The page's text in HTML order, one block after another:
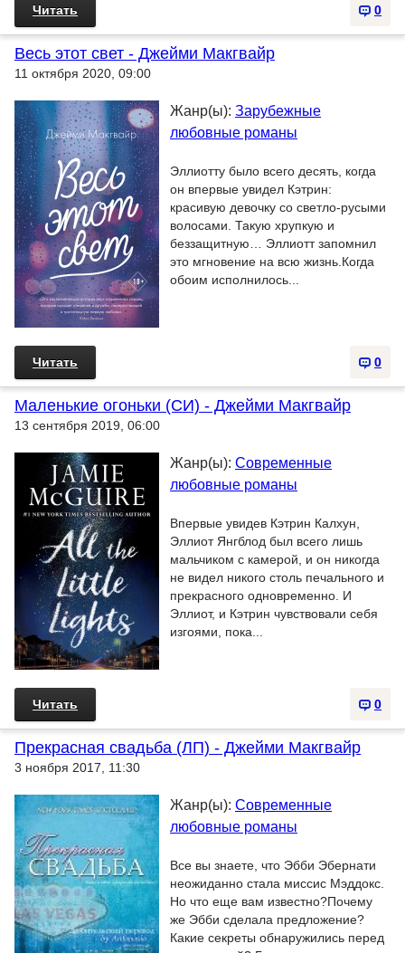
0
Читать
Весь этот свет - Джейми Макгвайр
11 октября 2020, 09:00
Жанр(ы): Зарубежные
любовные романы
Эллиотту было всего десять, когда
он впервые увидел Кэтрин:
красивую девочку со светло-русыми
волосами. Такую хрупкую и
беззащитную… Эллиотт запомнил
это мгновение на всю жизнь.Когда
обоим исполнилось...
0
Читать
Маленькие огоньки (СИ) - Джейми Макгвайр
13 сентября 2019, 06:00
Жанр(ы): Современные
любовные романы
Впервые увидев Кэтрин Калхун,
Эллиот Янгблод был всего лишь
мальчиком с камерой, и он никогда
не видел никого столь печального и
прекрасного одновременно. И
Эллиот, и Кэтрин чувствовали себя
изгоями, пока...
0
Читать
Прекрасная свадьба (ЛП) - Джейми Макгвайр
3 ноября 2017, 11:30
Жанр(ы): Современные
любовные романы
Все вы знаете, что Эбби Эбернати
неожиданно стала миссис Мэддокс.
Но что еще вам известно?Почему
же Эбби сделала предложение?
Какие секреты обнаружились перед